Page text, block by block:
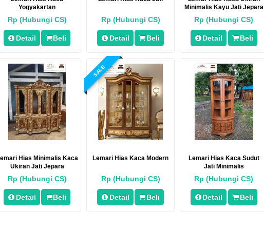
Yogyakartan
Rp (Hubungi CS)
Detail Beli
Rp (Hubungi CS)
Detail Beli
Minimalis Kayu Jati Jepara
Rp (Hubungi CS)
Detail Beli
Hias Minimalis Kaca
Ukiran Jati Jepara
Rp (Hubungi CS)
Detail Beli
SALE
Lemari Hias Kaca Modern
Rp (Hubungi CS)
Detail Beli
Lemari Hias Kaca Sudut
Jati Minimalis
Rp (Hubungi CS)
Detail Beli